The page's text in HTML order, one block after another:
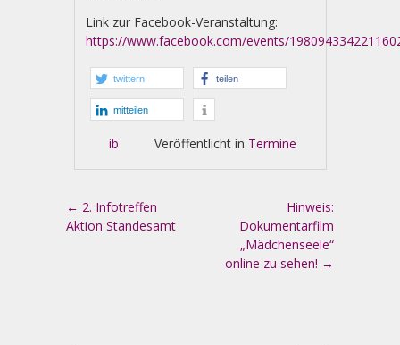
Link zur Facebook-Veranstaltung:
https://www.facebook.com/events/
twittern teilen
mitteilen
ib Veröffentlicht in Termine
Artikel-Navigation
← 2. Infotreffen
Aktion Standesamt
Hinweis:
Dokumentarfilm
„Mädchenseele“
online zu sehen! →